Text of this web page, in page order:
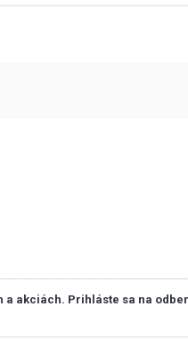
akciách. Prihláste sa na